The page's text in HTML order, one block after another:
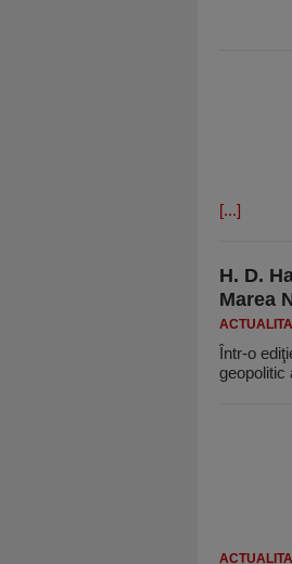
[...]
H. D.
Marea
Într-o
geopolitic